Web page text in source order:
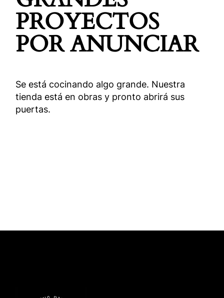
PROYECTOS
POR ANUNCIAR
Se está cocinando algo grande. Nuestra
tienda está en obras y pronto abrirá sus
puertas.